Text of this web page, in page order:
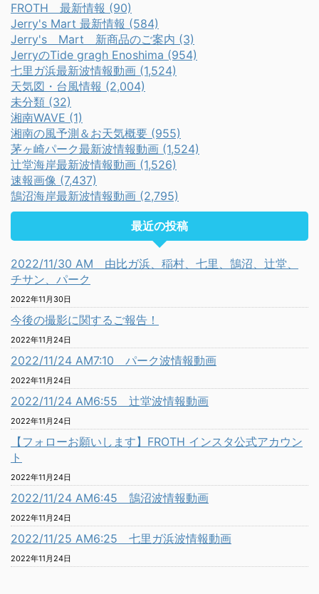
FROTH 最新情報 (90)
Jerry's Mart 最新情報 (584)
Jerry's Mart 新商品のご案内 (3)
JerryのTide gragh Enoshima (954)
七里ガ浜最新波情報動画 (1,524)
天気図・台風情報 (2,004)
未分類 (32)
湘南WAVE (1)
湘南の風予測＆お天気概要 (955)
茅ヶ崎パーク最新波情報動画 (1,524)
辻堂海岸最新波情報動画 (1,526)
速報画像 (7,437)
鵠沼海岸最新波情報動画 (2,795)
最近の投稿
2022/11/30 AM 由比ガ浜、稲村、七里、鵠沼、辻堂、
チサン、パーク
2022年11月30日
今後の撮影に関するご報告！
2022年11月24日
2022/11/24 AM7:10 パーク波情報動画
2022年11月24日
2022/11/24 AM6:55 辻堂波情報動画
2022年11月24日
【フォローお願いします】FROTH インスタ公式アカウン
ト
2022年11月24日
2022/11/24 AM6:45 鵠沼波情報動画
2022年11月24日
2022/11/25 AM6:25 七里ガ浜波情報動画
2022年11月24日